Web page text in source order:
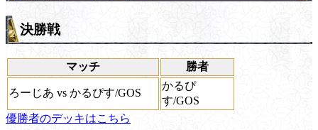
決勝戦
マッチ 勝者
ろーじあ vs かるぴす/GOS
かるぴ
す/GOS
優勝者のデッキはこちら